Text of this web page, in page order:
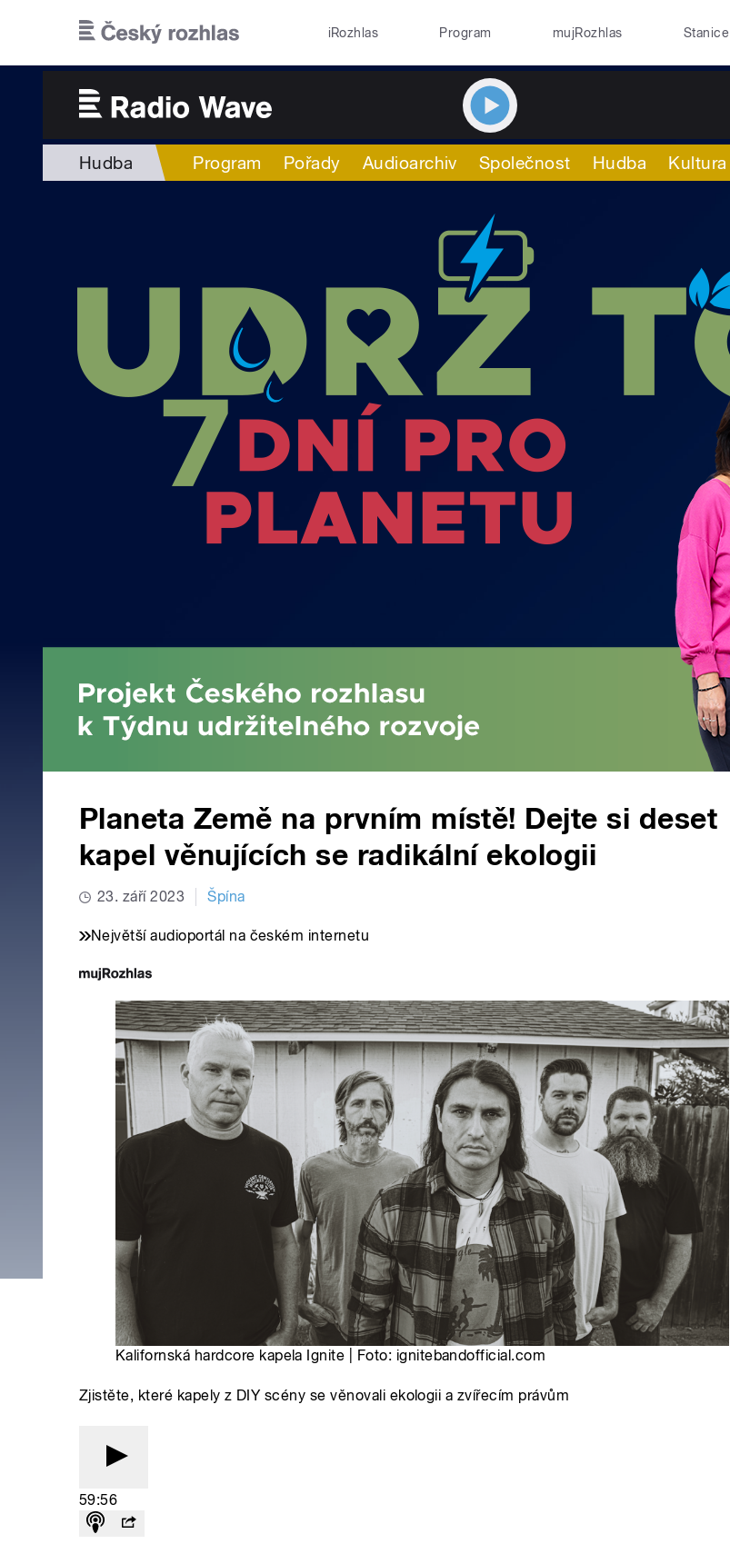
iRozhlas Program mujRozhlas Stanice
Hudba Program Pořady Audioarchiv Společnost Hudba Kultura
Planeta Země na prvním místě! Dejte si deset
kapel věnujících se radikální ekologii
23. září 2023 Špína
Největší audioportál na českém internetu
Kalifornská hardcore kapela Ignite | Foto: ignitebandofficial.com
Zjistěte, které kapely z DIY scény se věnovali ekologii a zvířecím právům
59:56